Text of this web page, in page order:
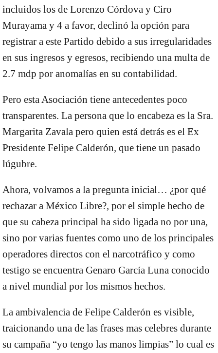
incluidos los de Lorenzo Córdova y Ciro
Murayama y 4 a favor, declinó la opción para
registrar a este Partido debido a sus irregularidades
en sus ingresos y egresos, recibiendo una multa de
2.7 mdp por anomalías en su contabilidad.
Pero esta Asociación tiene antecedentes poco
transparentes. La persona que lo encabeza es la Sra.
Margarita Zavala pero quien está detrás es el Ex
Presidente Felipe Calderón, que tiene un pasado
lúgubre.
Ahora, volvamos a la pregunta inicial… ¿por qué
rechazar a México Libre?, por el simple hecho de
que su cabeza principal ha sido ligada no por una,
sino por varias fuentes como uno de los principales
operadores directos con el narcotráfico y como
testigo se encuentra Genaro García Luna conocido
a nivel mundial por los mismos hechos.
La ambivalencia de Felipe Calderón es visible,
traicionando una de las frases mas celebres durante
su campaña “yo tengo las manos limpias” lo cual es